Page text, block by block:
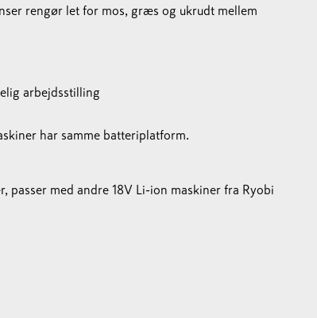
rengør let for mos, græs og ukrudt mellem
arbejdsstilling
har samme batteriplatform.
passer med andre 18V Li-ion maskiner fra Ryobi